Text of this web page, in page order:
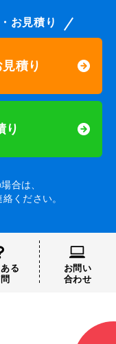
お見積り
積り
り
合は、
ください。
る
お問い
合わせ